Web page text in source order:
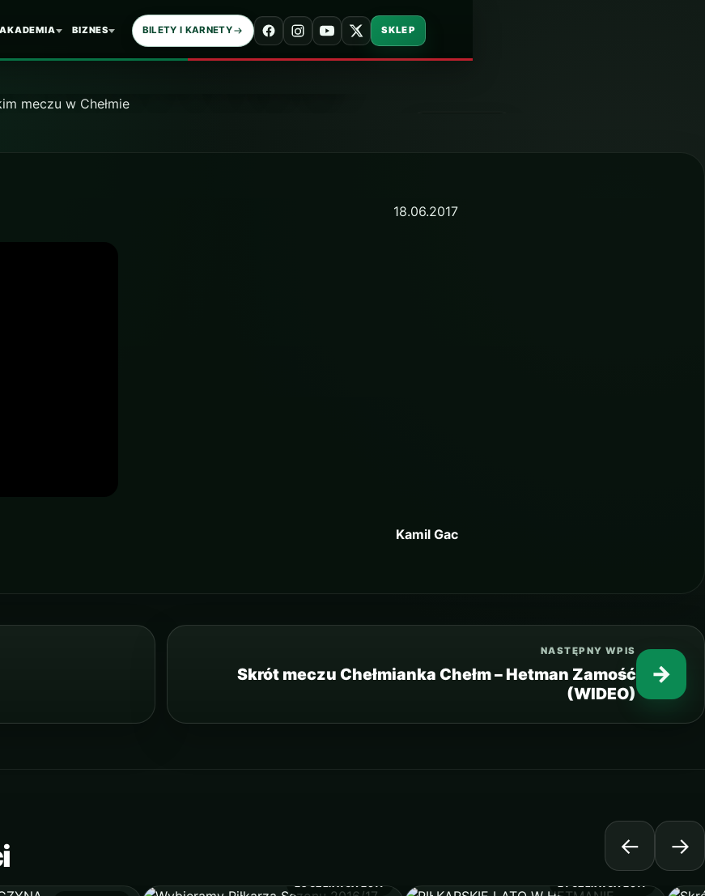
AKADEMIA BIZNES BILETY I KARNETY SKLEP
trenera po
meczu w Chełmie
18.06.2017
Kamil Gac
NASTĘPNY WPIS
Skrót meczu Chełmianka Chełm – Hetman Zamość
(WIDEO)
→
← →
23 CZERWCA 2017 21 CZERWCA 2017